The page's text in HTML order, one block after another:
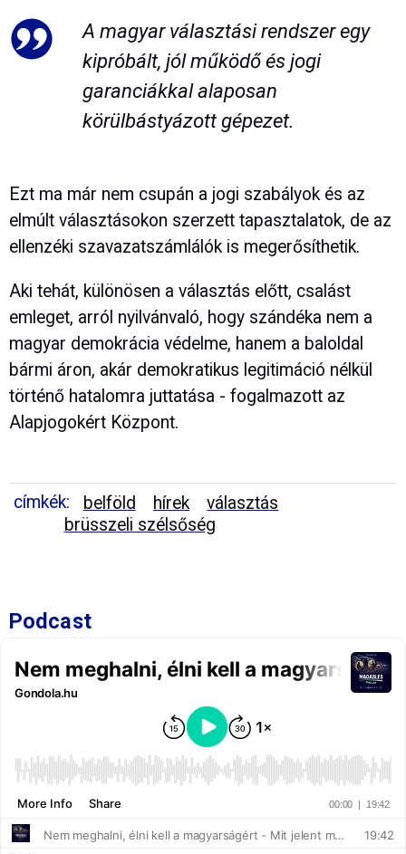
A magyar választási rendszer egy
kipróbált, jól működő és jogi
garanciákkal alaposan
körülbástyázott gépezet.
Ezt ma már nem csupán a jogi szabályok és az
elmúlt választásokon szerzett tapasztalatok, de az
ellenzéki szavazatszámlálók is megerősíthetik.
Aki tehát, különösen a választás előtt, csalást
emleget, arról nyilvánvaló, hogy szándéka nem a
magyar demokrácia védelme, hanem a baloldal
bármi áron, akár demokratikus legitimáció nélkül
történő hatalomra juttatása - fogalmazott az
Alapjogokért Központ.
címkék: belföld hírek
választás
brüsszeli szélsőség
Podcast